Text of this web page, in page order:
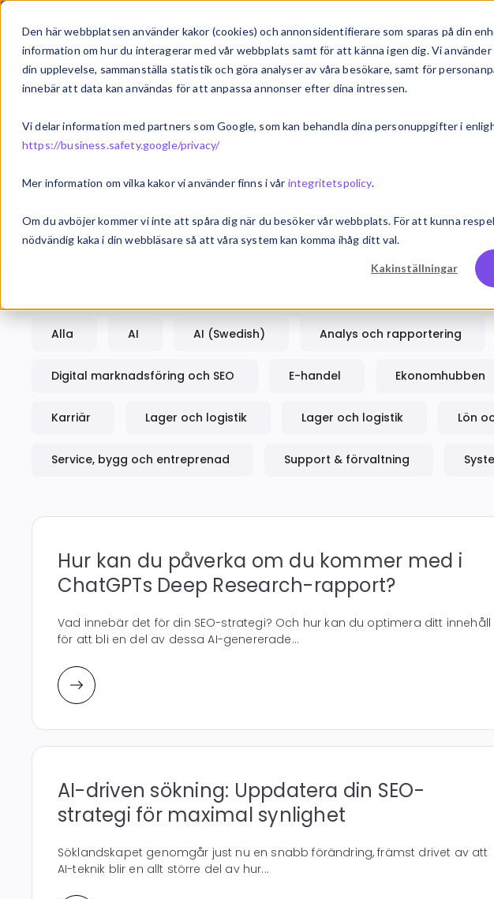
Den här webbplatsen använder kakor (cookies) och annonsidentifierare som sparas på din
information om hur du interagerar med vår webbplats samt för att känna igen dig. Vi
din upplevelse, sammanställa statistik och göra analyser av våra besökare, samt för
innebär att data kan användas för att anpassa annonser efter dina intressen.
Vi delar information med partners som Google, som kan behandla dina personuppgifter i
https://business.safety.google/privacy/
Mer information om vilka kakor vi använder finns i vår integritetspolicy.
Om du avböjer kommer vi inte att spåra dig när du besöker vår webbplats. För att kunna
nödvändig kaka i din webbläsare så att våra system kan komma ihåg ditt val.
Kakinställningar
Om oss Vårt erbjudande Bransch
Alla AI AI (Swedish) Analys och rapportering
Digital marknadsföring och SEO E-handel Ekonomhubben
Karriär Lager och logistik Lager och logistik Lön
Service, bygg och entreprenad Support & förvaltning
Hur kan du påverka om du kommer med i
ChatGPTs Deep Research-rapport?
Vad innebär det för din SEO-strategi? Och hur kan du optimera ditt innehåll
för att bli en del av dessa AI-genererade...
AI-driven sökning: Uppdatera din SEO-
strategi för maximal synlighet
Söklandskapet genomgår just nu en snabb förändring, främst drivet av att
AI-teknik blir en allt större del av hur...